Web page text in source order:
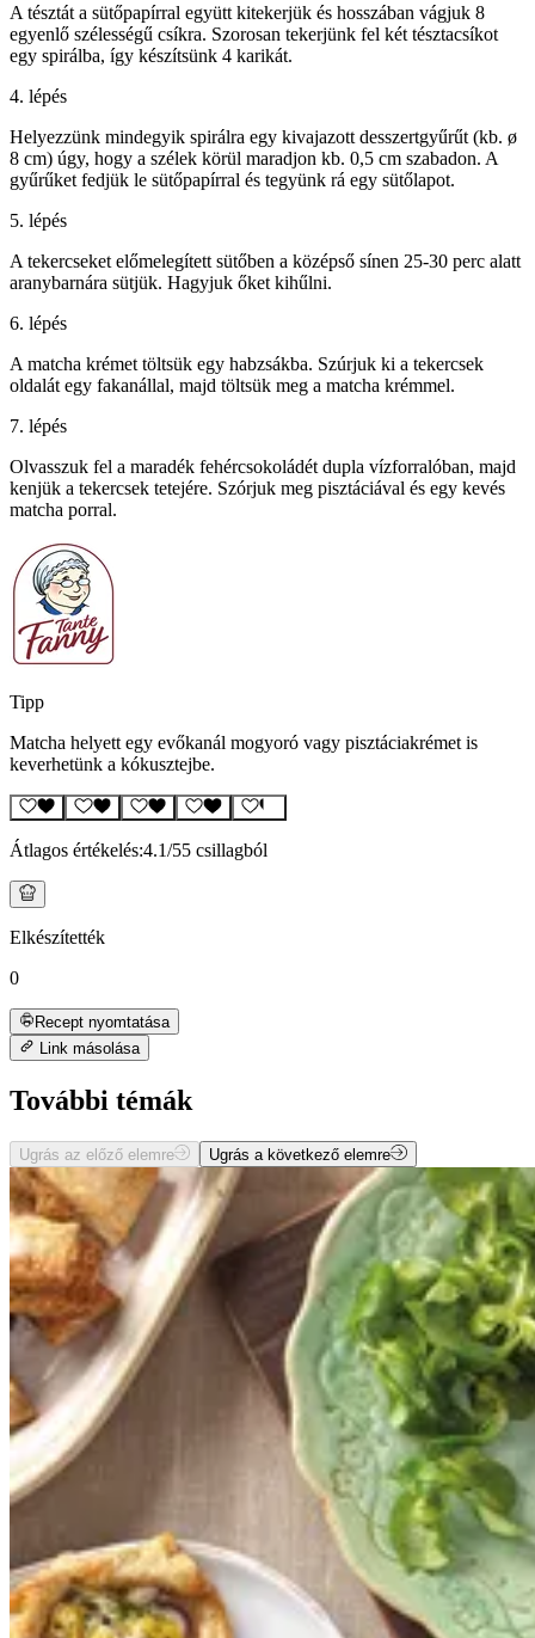
A tésztát a sütőpapírral együtt kitekerjük és hosszában vágjuk 8
egyenlő szélességű csíkra. Szorosan tekerjünk fel két tésztacsíkot
egy spirálba, így készítsünk 4 karikát.
4. lépés
Helyezzünk mindegyik spirálra egy kivajazott desszertgyűrűt (kb. ø
8 cm) úgy, hogy a szélek körül maradjon kb. 0,5 cm szabadon. A
gyűrűket fedjük le sütőpapírral és tegyünk rá egy sütőlapot.
5. lépés
A tekercseket előmelegített sütőben a középső sínen 25-30 perc alatt
aranybarnára sütjük. Hagyjuk őket kihűlni.
6. lépés
A matcha krémet töltsük egy habzsákba. Szúrjuk ki a tekercsek
oldalát egy fakanállal, majd töltsük meg a matcha krémmel.
7. lépés
Olvasszuk fel a maradék fehércsokoládét dupla vízforralóban, majd
kenjük a tekercsek tetejére. Szórjuk meg pisztáciával és egy kevés
matcha porral.
Tipp
Matcha helyett egy evőkanál mogyoró vagy pisztáciakrémet is
keverhetünk a kókusztejbe.
Átlagos értékelés:4.1/55 csillagból
Elkészítették
0
Recept nyomtatása
Link másolása
További témák
Ugrás az előző elemre Ugrás a következő elemre